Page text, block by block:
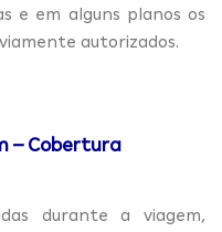
e em alguns planos os
autorizados.
– Cobertura
durante a viagem,